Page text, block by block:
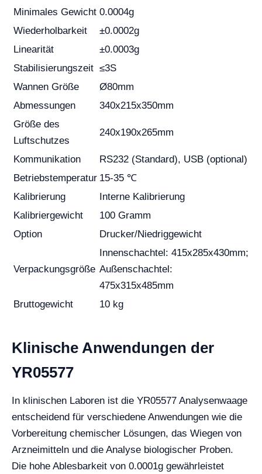
Minimales Gewicht 0.0004g
Wiederholbarkeit
±0.0002g
Linearität
±0.0003g
Stabilisierungszeit ≤3S
Wannen Größe
Ø80mm
Abmessungen
340x215x350mm
Größe des
Luftschutzes
240x190x265mm
Kommunikation
RS232 (Standard), USB (optional)
Betriebstemperatur 15-35 ℃
Kalibrierung
Interne Kalibrierung
Kalibriergewicht
100 Gramm
Option
Drucker/Niedriggewicht
Verpackungsgröße
Innenschachtel: 415x285x430mm;
Außenschachtel:
475x315x485mm
Bruttogewicht
10 kg
Klinische Anwendungen der
YR05577
In klinischen Laboren ist die YR05577 Analysenwaage
entscheidend für verschiedene Anwendungen wie die
Vorbereitung chemischer Lösungen, das Wiegen von
Arzneimitteln und die Analyse biologischer Proben.
Die hohe Ablesbarkeit von 0.0001g gewährleistet